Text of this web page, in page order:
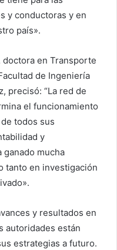
y conductoras y en
país».
doctora en Transporte
de Ingeniería
precisó: “La red de
el funcionamiento
todos sus
y
mucha
tanto en investigación
y resultados en
autoridades están
estrategias a futuro.